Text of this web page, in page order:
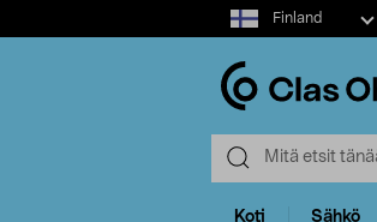
Select
market
Finland
Koti Sähkö